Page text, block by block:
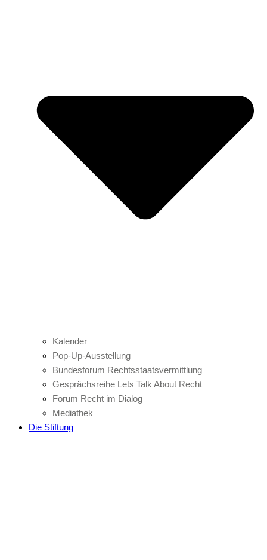
Kalender
Pop-Up-Ausstellung
Bundesforum Rechtsstaatsvermittlung
Gesprächsreihe Lets Talk About Recht
Forum Recht im Dialog
Mediathek
Die Stiftung